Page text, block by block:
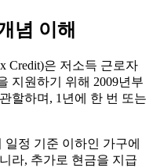
념 이해
Credit)은 저소득 근로자
지원하기 위해 2009년부
할하며, 1년에 한 번 또는
정 기준 이하인 가구에
라, 추가로 현금을 지급